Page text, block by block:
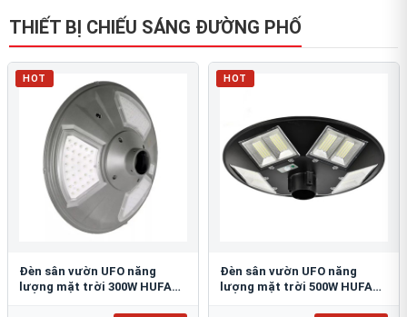
THIẾT BỊ CHIẾU SÁNG ĐƯỜNG PHỐ
HOT
Đèn sân vườn UFO năng
lượng mặt trời 300W HUFA
HOT
Đèn sân vườn UFO năng
lượng mặt trời 500W HUFA